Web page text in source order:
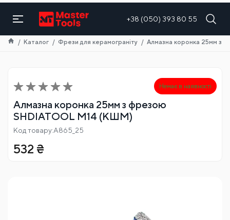
+38 (050) 393 80 55
UA
Каталог Фрези для керамограніту Алмазна коронка 25мм з
Немає в наявності
Алмазна коронка 25мм з фрезою
SHDIATOOL М14 (КШМ)
Код товару:A865_25
532 ₴